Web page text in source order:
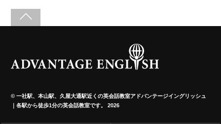
©一社駅、本山駅、久屋大通駅近くの英会話教室アドバンテージイングリッシュ
｜各駅から徒歩1分の英会話教室です。
2026